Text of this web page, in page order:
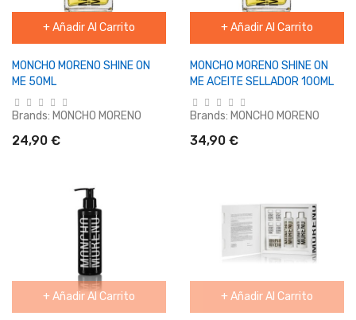
+ Añadir Al Carrito
MONCHO MORENO SHINE ON
ME 50ML
Brands: MONCHO MORENO
24,90 €
+ Añadir Al Carrito
MONCHO MORENO SHINE ON
ME ACEITE SELLADOR 100ML
Brands: MONCHO MORENO
34,90 €
+ Añadir Al Carrito + Añadir Al Carrito